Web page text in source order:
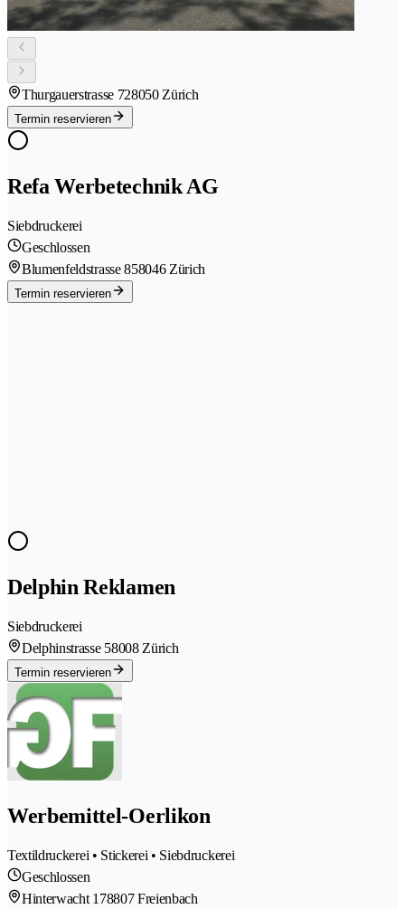
Thurgauerstrasse 728050 Zürich
Termin reservieren
Refa Werbetechnik AG
Siebdruckerei
Geschlossen
Blumenfeldstrasse 858046 Zürich
Termin reservieren
Delphin Reklamen
Siebdruckerei
Delphinstrasse 58008 Zürich
Termin reservieren
Werbemittel-Oerlikon
Textildruckerei • Stickerei • Siebdruckerei
Geschlossen
Hinterwacht 178807 Freienbach